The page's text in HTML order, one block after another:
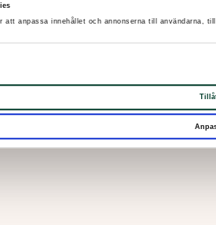
att anpassa innehållet och annonserna till användarna,